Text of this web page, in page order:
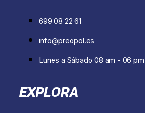
699 08 22 61
info@preopol.es
Lunes a Sábado 08 am - 06 pm
EXPLORA